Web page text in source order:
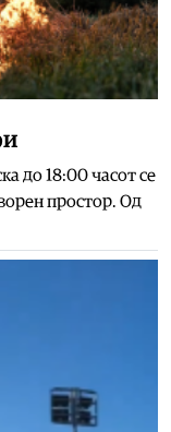
до 18:00 часот се
простор. Од